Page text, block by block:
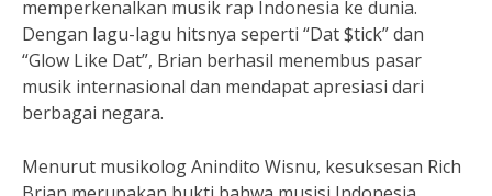
memperkenalkan musik rap Indonesia ke dunia.
Dengan lagu-lagu hitsnya seperti “Dat $tick” dan
“Glow Like Dat”, Brian berhasil menembus pasar
musik internasional dan mendapat apresiasi dari
berbagai negara.
Menurut musikolog Anindito Wisnu, kesuksesan Rich